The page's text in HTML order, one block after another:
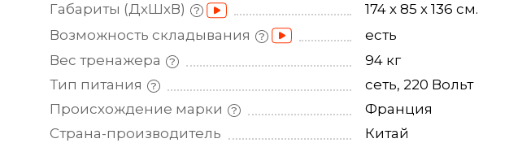
Габариты (ДхШхВ)
174 х 85 х 136 см.
Возможность складывания
есть
Вес тренажера
94 кг
Тип питания
сеть, 220 Вольт
Происхождение марки
Франция
Страна-производитель
Китай